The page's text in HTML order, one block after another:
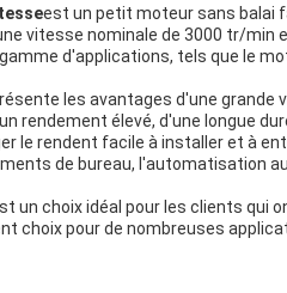
est un petit moteur sans balai
vitesse nominale de 3000 tr/min
d'applications, tels que le
les avantages d'une grande
rendement élevé, d'une longue
le rendent facile à installer et à
de bureau, l'automatisation
un choix idéal pour les clients qui
choix pour de nombreuses